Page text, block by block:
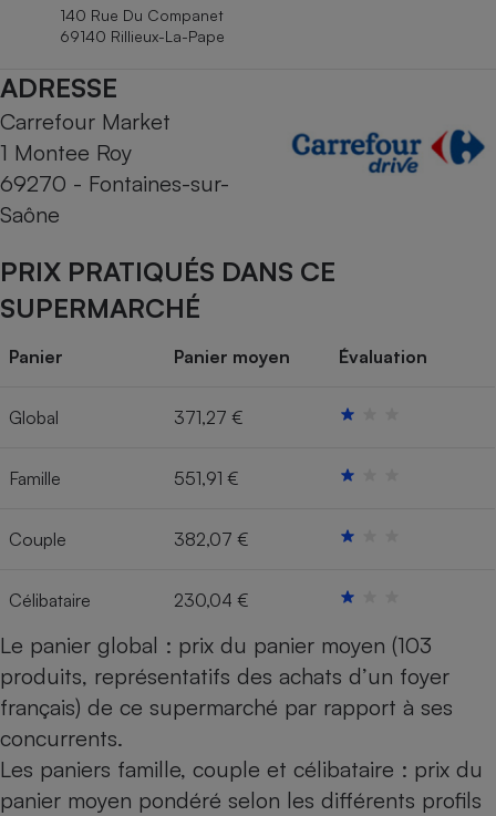
140 Rue Du Companet
69140 Rillieux-La-Pape
ADRESSE
Carrefour Market
1 Montee Roy
69270 - Fontaines-sur-
Saône
PRIX PRATIQUÉS DANS CE
SUPERMARCHÉ
Panier Panier moyen Évaluation
Global 371,27 €
Famille 551,91 €
Couple 382,07 €
Célibataire 230,04 €
Le panier global : prix du panier moyen (103
produits, représentatifs des achats d’un foyer
français) de ce supermarché par rapport à ses
concurrents.
Les paniers famille, couple et célibataire : prix du
panier moyen pondéré selon les différents profils